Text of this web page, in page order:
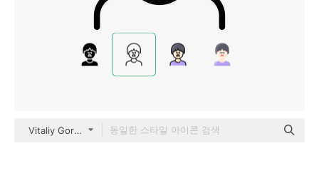
Vitaliy Gorbachev Lineal